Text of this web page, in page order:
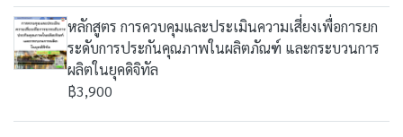
หลักสูตร การควบคุมและประเมินความเสี่ยงเพื่อการยก
ระดับการประกันคุณภาพในผลิตภัณฑ์ และกระบวนการ
ผลิตในยุคดิจิทัล
฿3,900